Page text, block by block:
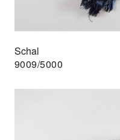
Schal
9009/5000